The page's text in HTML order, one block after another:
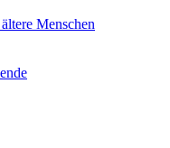
Menschen